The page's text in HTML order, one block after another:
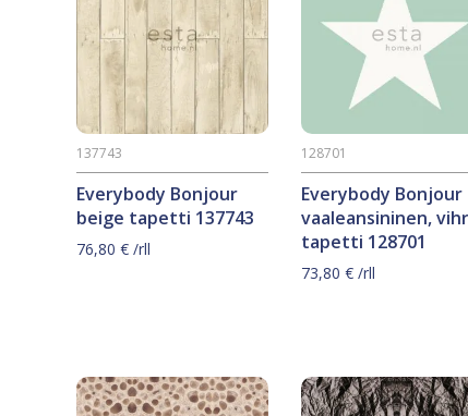
Everybody Bonjour
beige tapetti 137743
137743
76,80 € /rll
Everybody Bonjour
vaaleansininen,
tapetti 128701
128701
73,80 €/rll